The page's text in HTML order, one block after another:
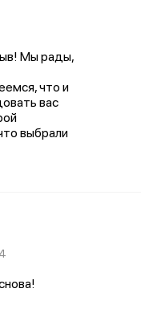
Мы рады,
что и
вас
выбрали